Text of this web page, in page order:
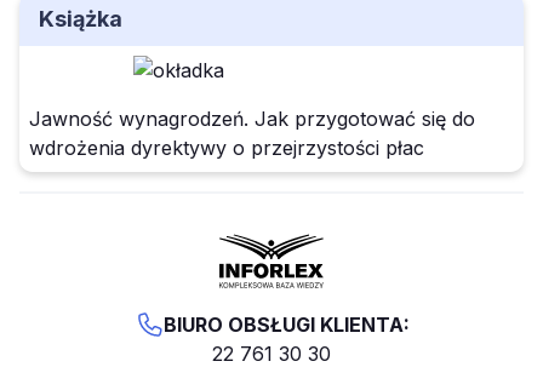
Książka
Jawność wynagrodzeń. Jak przygotować się do
wdrożenia dyrektywy o przejrzystości płac
BIURO OBSŁUGI KLIENTA:
22 761 30 30